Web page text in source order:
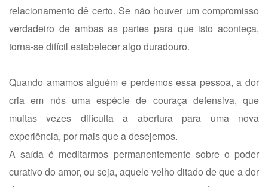
relacionamento dê certo. Se não houver um compromisso
verdadeiro de ambas as partes para que isto aconteça,
torna-se difícil estabelecer algo duradouro.
Quando amamos alguém e perdemos essa pessoa, a dor
cria em nós uma espécie de couraça defensiva, que
muitas vezes dificulta a abertura para uma nova
experiência, por mais que a desejemos.
A saída é meditarmos permanentemente sobre o poder
curativo do amor, ou seja, aquele velho ditado de que a dor